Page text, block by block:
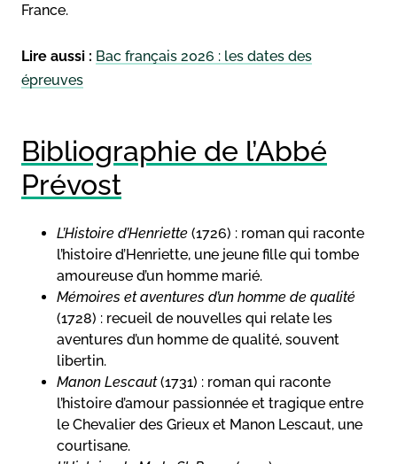
France.
Lire aussi : Bac français 2026 : les dates des
épreuves
Bibliographie de l’Abbé
Prévost
L’Histoire d’Henriette (1726) : roman qui raconte
l’histoire d’Henriette, une jeune fille qui tombe
amoureuse d’un homme marié.
Mémoires et aventures d’un homme de qualité
(1728) : recueil de nouvelles qui relate les
aventures d’un homme de qualité, souvent
libertin.
Manon Lescaut(1731) : roman qui raconte
l’histoire d’amour passionnée et tragique entre
le Chevalier des Grieux et Manon Lescaut, une
courtisane.